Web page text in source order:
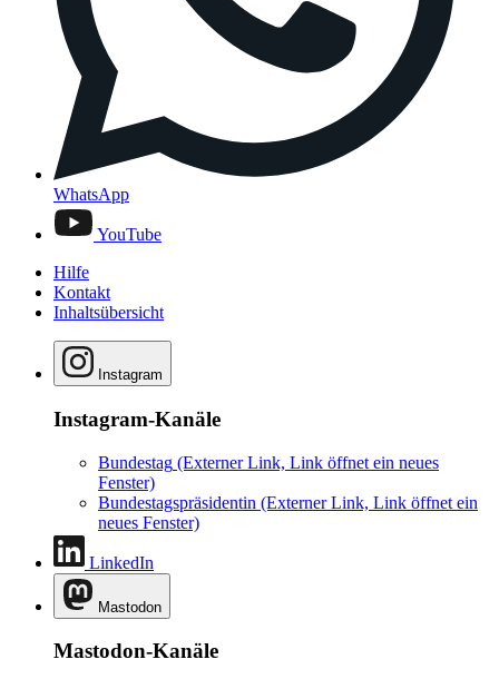
WhatsApp
YouTube
Hilfe
Kontakt
Inhaltsübersicht
Instagram
Instagram-Kanäle
Bundestag (Externer Link, Link öffnet ein neues
Fenster)
Bundestagspräsidentin (Externer Link, Link öffnet ein
neues Fenster)
LinkedIn
Mastodon
Mastodon-Kanäle